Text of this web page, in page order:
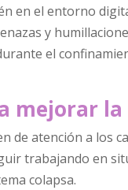
en el entorno
y
el
mejorar
de atención a los
trabajando en
colapsa.